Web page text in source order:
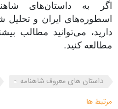
اگر به داستان‌های
اسطوره‌های ایران و تحلیل
دارید، می‌توانید مطالب
مطالعه کنید.
داستان های معروف شاهنامه
مرتبط ها